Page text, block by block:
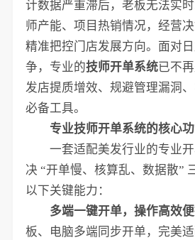
计数据严重滞后，老板无法实
师产能、项目热销情况，经营
精准把控门店发展方向。面对
争，专业的技师开单系统已不
发店提质增效、规避管理漏洞
必备工具。
专业技师开单系统的核心
一套适配美发行业的专业开
决 “开单慢、核算乱、数据散”
以下关键能力：
多端一键开单，操作高效
板、电脑多端同步开单，完美